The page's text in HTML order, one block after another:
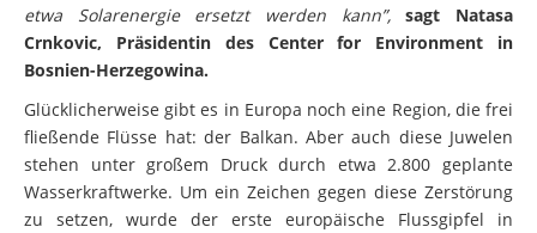
etwa Solarenergie ersetzt werden kann”,sagt Natasa
Crnkovic, Präsidentin des Center for Environment in
Bosnien-Herzegowina.
Glücklicherweise gibt es in Europa noch eine Region, die frei
fließende Flüsse hat: der Balkan. Aber auch diese Juwelen
stehen unter großem Druck durch etwa 2.800 geplante
Wasserkraftwerke. Um ein Zeichen gegen diese Zerstörung
zu setzen, wurde der erste europäische Flussgipfel in